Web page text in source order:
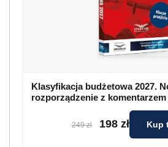
Klasyfikacja budżetowa 2027.
rozporządzenie z
249 zł 198 zł Kup